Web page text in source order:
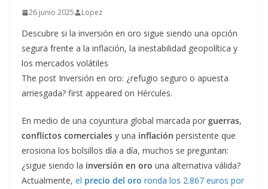
26 junio 2025 Lopez
Descubre si la inversión en oro sigue siendo una opción
segura frente a la inflación, la inestabilidad geopolítica y
los mercados volátiles
The post Inversión en oro: ¿refugio seguro o apuesta
arriesgada? first appeared on Hércules.
En medio de una coyuntura global marcada por guerras,
conflictos comerciales y una inflación persistente que
erosiona los bolsillos día a día, muchos se preguntan:
¿sigue siendo la inversión en oro una alternativa válida?
Actualmente, el precio del oro ronda los 2.867 euros por